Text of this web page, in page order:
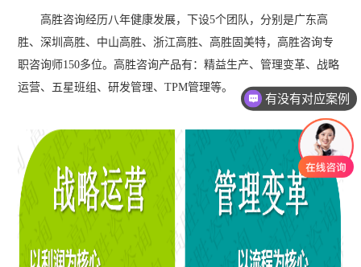
高胜咨询经历八年健康发展，下设5个团队，分别是广东高
胜、深圳高胜、中山高胜、浙江高胜、高胜固美特，高胜咨询专
职咨询师150多位。高胜咨询产品有：精益生产、管理变革、战略
运营、五星班组、研发管理、TPM管理等。
有没有对应案例
老师可以上面拜访吗？